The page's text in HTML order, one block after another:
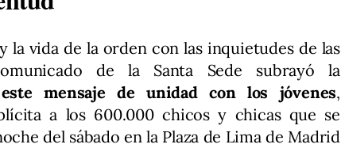
vida de la orden con las inquietudes de las
de la Santa Sede subrayó la
mensaje de unidad con los jóvenes,
a los 600.000 chicos y chicas que se
del sábado en la Plaza de Lima de Madrid